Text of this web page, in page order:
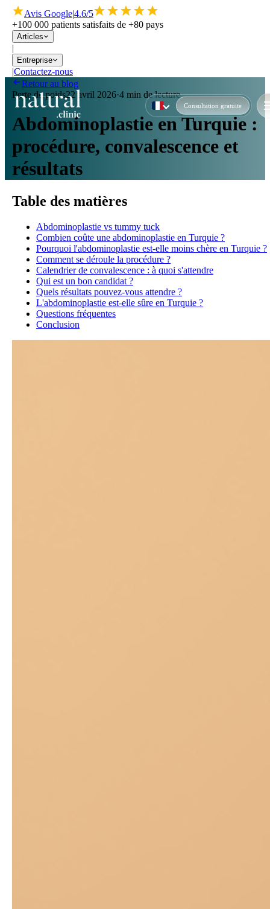
Avis Google|4.6/5
+100 000 patients satisfaits de +80 pays
Articles
|
Entreprise
|Contactez-nous
Consultation gratuite
Retour au blog
Perte de poids22 avril 2026·4 min de lecture
Abdominoplastie en Turquie :
procédure, convalescence et
résultats
Table des matières
Abdominoplastie vs tummy tuck
Combien coûte une abdominoplastie en Turquie ?
Pourquoi l'abdominoplastie est-elle moins chère en Turquie ?
Comment se déroule la procédure ?
Calendrier de convalescence : à quoi s'attendre
Qui est un bon candidat ?
Quels résultats pouvez-vous attendre ?
L'abdominoplastie est-elle sûre en Turquie ?
Questions fréquentes
Conclusion